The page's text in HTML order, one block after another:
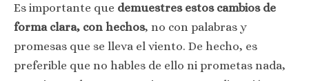
Es importante que demuestres estos cambios de
forma clara, con hechos, no con palabras y
promesas que se lleva el viento. De hecho, es
preferible que no hables de ello ni prometas nada,